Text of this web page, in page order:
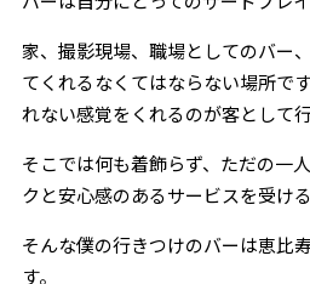
家、撮影現場、職場としてのバー
てくれるなくてはならない場所で
れない感覚をくれるのが客として行
そこでは何も着飾らず、ただの一
クと安心感のあるサービスを受け
そんな僕の行きつけのバーは恵比
す。